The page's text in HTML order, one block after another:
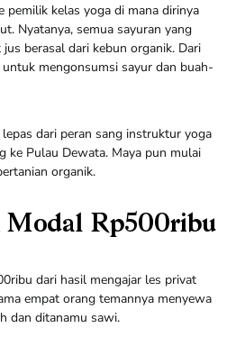
pemilik kelas yoga di mana dirinya
Nyatanya, semua sayuran yang
berasal dari kebun organik. Dari
mengonsumsi sayur dan buah-
dari peran sang instruktur yoga
ke Pulau Dewata. Maya pun mulai
organik.
Rp500ribu
dari hasil mengajar les privat
empat orang temannya menyewa
dan ditanamu sawi.